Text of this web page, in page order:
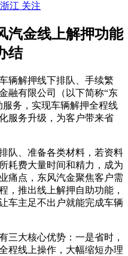
江 关注
汽金线上解押功能
结
辆解押线下排队、手续繁
融有限公司（以下简称“东
务，实现车辆解押全程线
服务升级，为客户带来省
队、准备各类材料，若资料
耗费大量时间和精力，成为
痛点，东风汽金聚焦客户需
，推出线上解押自助功能，
车主足不出户就能完成车辆
三大核心优势：一是省时，
程线上操作，大幅缩短办理